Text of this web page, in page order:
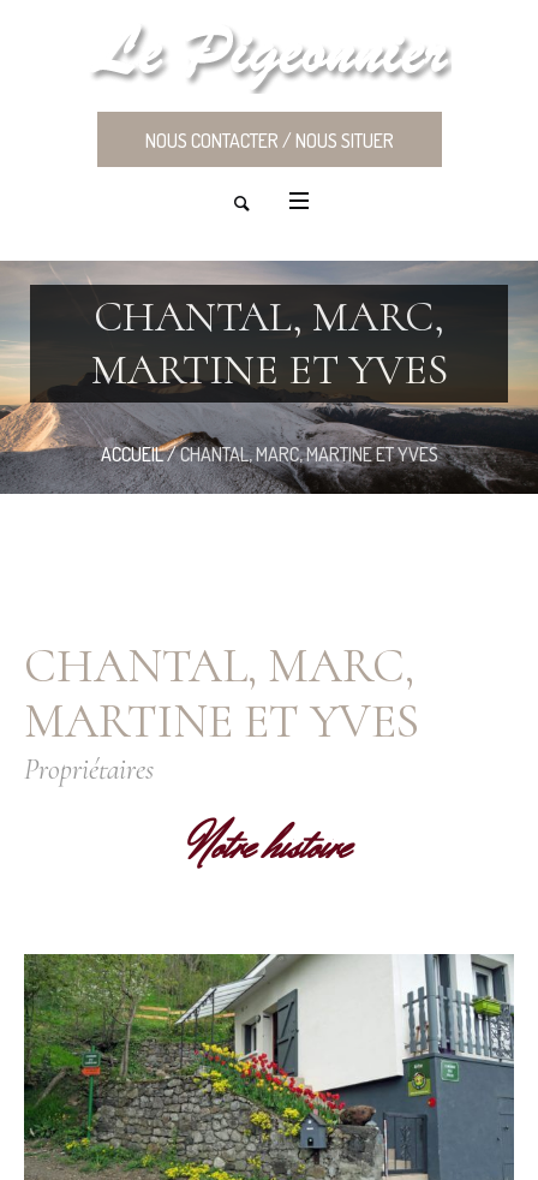
NOUS CONTACTER / NOUS SITUER
CHANTAL, MARC,
MARTINE ET YVES
ACCUEIL/CHANTAL, MARC, MARTINE ET YVES
CHANTAL, MARC,
MARTINE ET YVES
Propriétaires
Notre histoire